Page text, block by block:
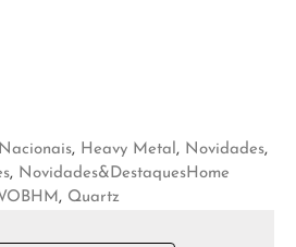
, Heavy Metal , Novidades,
, Novidades&DestaquesHome
, Quartz